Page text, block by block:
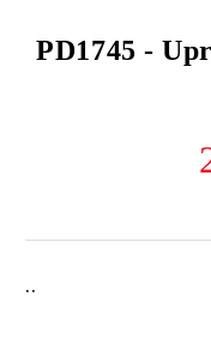
PD1745 -
..